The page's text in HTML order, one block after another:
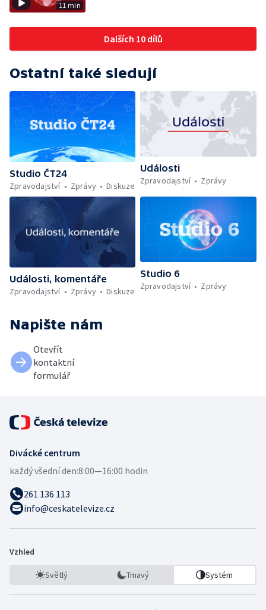
11 min
Dalších 10 dílů
Ostatní také sledují
Studio ČT24
Zpravodajství
Zprávy Diskuze
Události
Zpravodajství
Zprávy
Události, komentáře
Zpravodajství
Zprávy Diskuze
Studio 6
Zpravodajství
Zprávy
Napište nám
Otevřít
kontaktní
formulář
Divácké centrum
každý všední den:8:00—16:00 hodin
261 136 113
info@ceskatelevize.cz
Vzhled
Světlý Tmavý Systém